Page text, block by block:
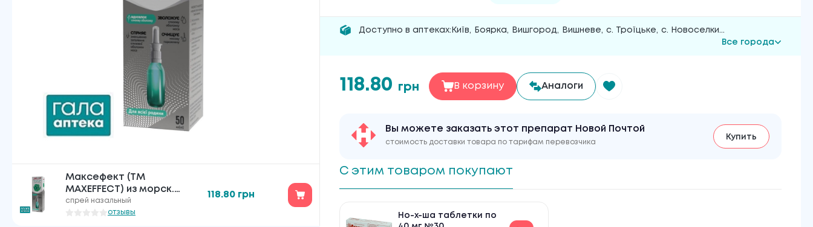
Максефект (ТМ
MAXEFFECT) из морск.
солью и алоэ вера
спрей наз. 50 мл
спрей назальный
отзывы
118.80 грн
Доступно в аптеках: Київ, Боярка, Вишгород, Вишневе, с. Троїцьке, с. Новоселки...
Все города
118.80 грн В корзину Аналоги
Вы можете заказать этот препарат Новой Почтой
стоимость доставки товара по тарифам перевозчика
Купить
С этим товаром покупают
Но-х-ша таблетки по